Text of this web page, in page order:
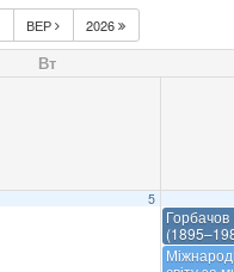
ВЕР 2026
Вт
5